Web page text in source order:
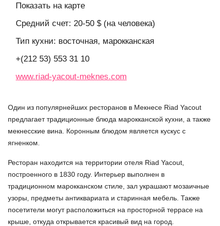
Показать на карте
Средний счет: 20-50 $ (на человека)
Тип кухни: восточная, марокканская
+(212 53) 553 31 10
www.riad-yacout-meknes.com
Один из популярнейших ресторанов в Мекнесе Riad Yacout
предлагает традиционные блюда марокканской кухни, а также
мекнесские вина. Коронным блюдом является кускус с
ягненком.
Ресторан находится на территории отеля Riad Yacout,
построенного в 1830 году. Интерьер выполнен в
традиционном марокканском стиле, зал украшают мозаичные
узоры, предметы антиквариата и старинная мебель. Также
посетители могут расположиться на просторной террасе на
крыше, откуда открывается красивый вид на город.